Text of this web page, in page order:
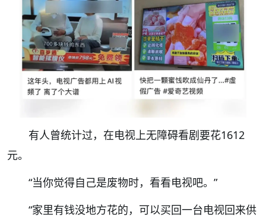
有人曾统计过， 在电视上无障碍看剧要花1612
元。
“当你觉得自己是废物时，看看电视吧。”
“家里有钱没地方花的，可以买回一台电视回来供